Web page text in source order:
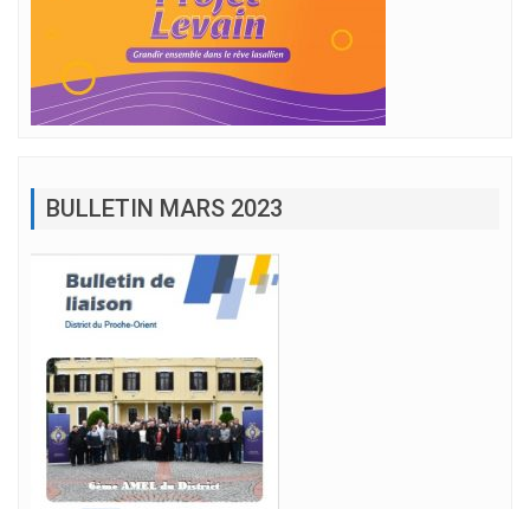
BULLETIN MARS 2023